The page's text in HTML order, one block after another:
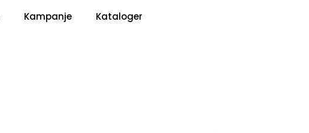
Pris Infosenter
Kampanje Kataloger